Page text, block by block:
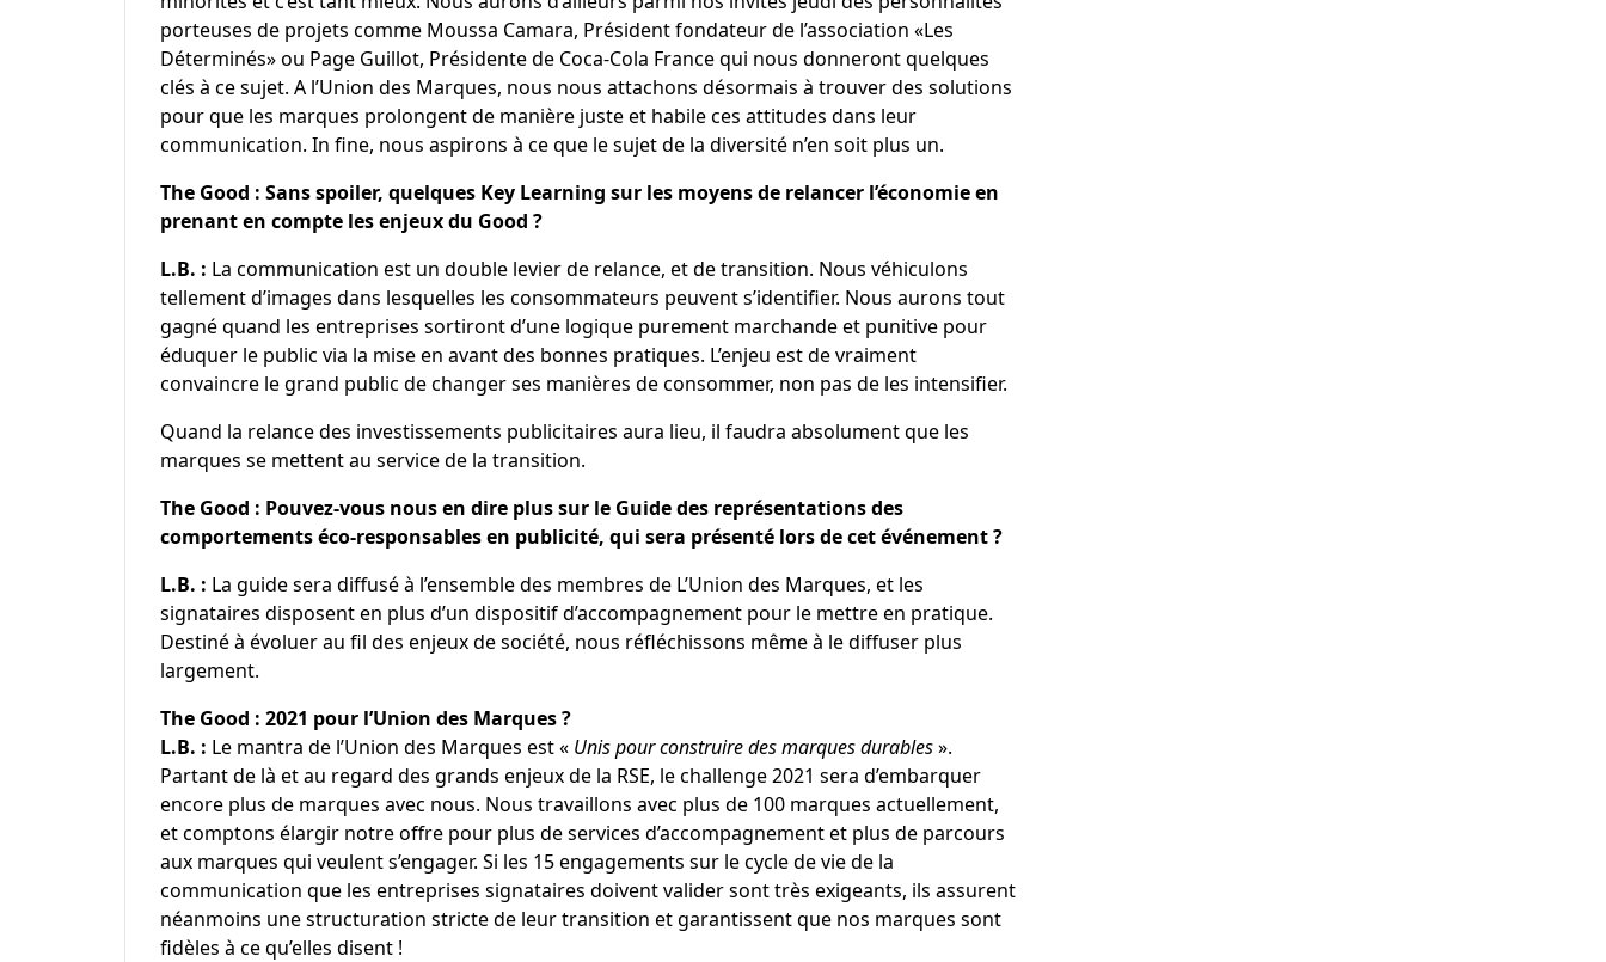
porteuses de projets comme Moussa Camara, Président fondateur de l’association «Les
Déterminés» ou Page Guillot, Présidente de Coca-Cola France qui nous donneront quelques
clés à ce sujet. A l’Union des Marques, nous nous attachons désormais à trouver des solutions
pour que les marques prolongent de manière juste et habile ces attitudes dans leur
communication. In fine, nous aspirons à ce que le sujet de la diversité n’en soit plus un.
The Good : Sans spoiler, quelques Key Learning sur les moyens de relancer l’économie en
prenant en compte les enjeux du Good ?
L.B. : La communication est un double levier de relance, et de transition. Nous véhiculons
tellement d’images dans lesquelles les consommateurs peuvent s’identifier. Nous aurons tout
gagné quand les entreprises sortiront d’une logique purement marchande et punitive pour
éduquer le public via la mise en avant des bonnes pratiques. L’enjeu est de vraiment
convaincre le grand public de changer ses manières de consommer, non pas de les intensifier.
Quand la relance des investissements publicitaires aura lieu, il faudra absolument que les
marques se mettent au service de la transition.
The Good : Pouvez-vous nous en dire plus sur le Guide des représentations des
comportements éco-responsables en publicité, qui sera présenté lors de cet événement ?
L.B. : La guide sera diffusé à l’ensemble des membres de L’Union des Marques, et les
signataires disposent en plus d’un dispositif d’accompagnement pour le mettre en pratique.
Destiné à évoluer au fil des enjeux de société, nous réfléchissons même à le diffuser plus
largement.
The Good : 2021 pour l’Union des Marques ?
L.B. : Le mantra de l’Union des Marques est «Unis pour construire des marques durables».
Partant de là et au regard des grands enjeux de la RSE, le challenge 2021 sera d’embarquer
encore plus de marques avec nous. Nous travaillons avec plus de 100 marques actuellement,
et comptons élargir notre offre pour plus de services d’accompagnement et plus de parcours
aux marques qui veulent s’engager. Si les 15 engagements sur le cycle de vie de la
communication que les entreprises signataires doivent valider sont très exigeants, ils assurent
néanmoins une structuration stricte de leur transition et garantissent que nos marques sont
fidèles à ce qu’elles disent !